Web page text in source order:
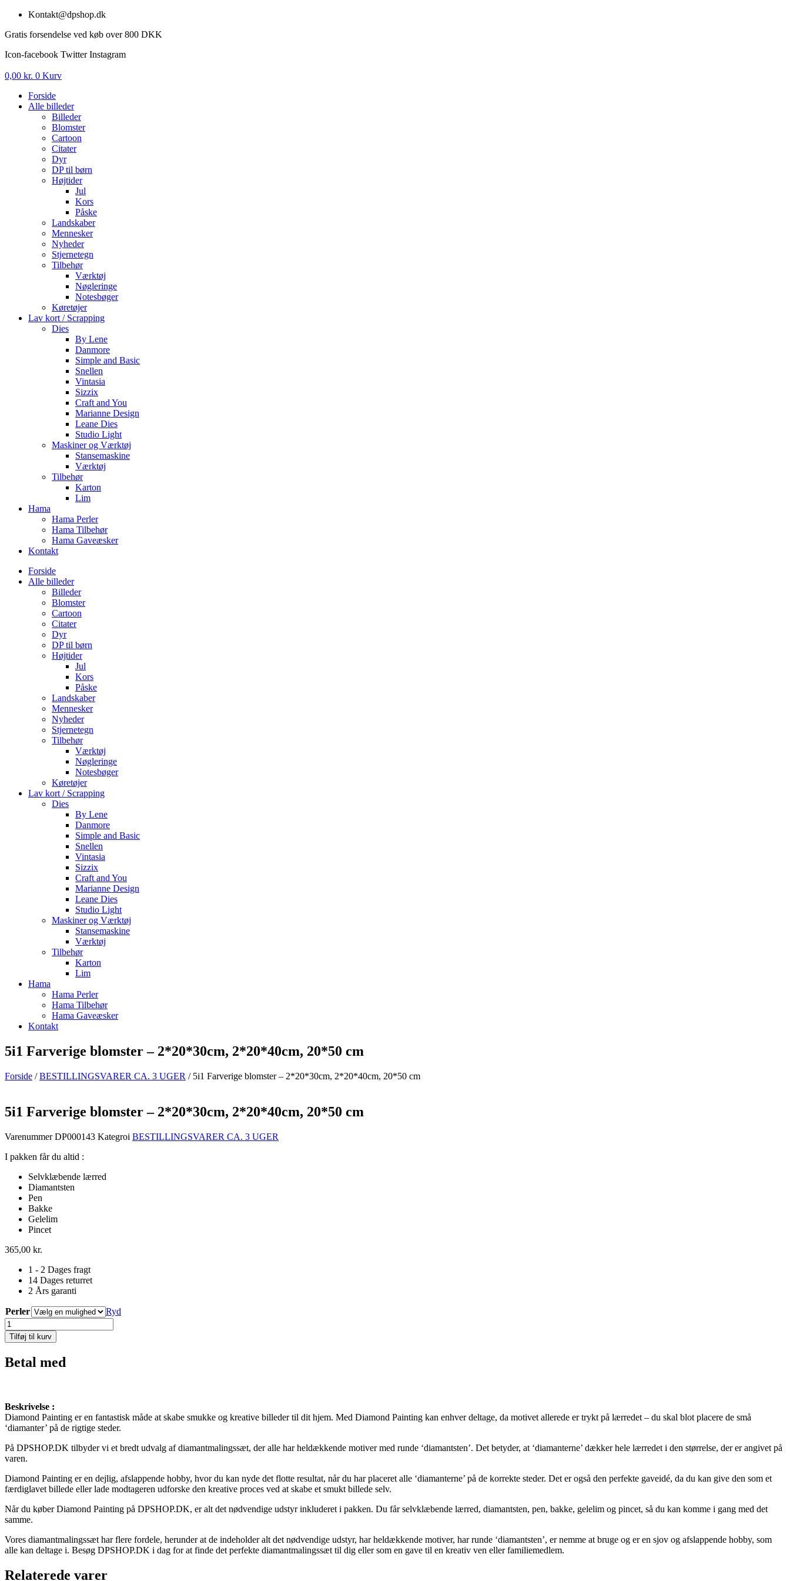
Videre
indhold
Kontakt@dpshop.dk
Gratis forsendelse ved køb over 800 DKK
Icon-facebook Twitter Instagram
0,00 kr. 0 Kurv
Forside
Alle billeder
Billeder
Blomster
Cartoon
Citater
Dyr
DP til børn
Højtider
Jul
Kors
Påske
Landskaber
Mennesker
Nyheder
Stjernetegn
Tilbehør
Værktøj
Nøgleringe
Notesbøger
Køretøjer
Lav kort / Scrapping
Dies
By Lene
Danmore
Simple and Basic
Snellen
Vintasia
Sizzix
Craft and You
Marianne Design
Leane Dies
Studio Light
Maskiner og Værktøj
Stansemaskine
Værktøj
Tilbehør
Karton
Lim
Hama
Hama Perler
Hama Tilbehør
Hama Gaveæsker
Kontakt
Forside
Alle billeder
Billeder
Blomster
Cartoon
Citater
Dyr
DP til børn
Højtider
Jul
Kors
Påske
Landskaber
Mennesker
Nyheder
Stjernetegn
Tilbehør
Værktøj
Nøgleringe
Notesbøger
Køretøjer
Lav kort / Scrapping
Dies
By Lene
Danmore
Simple and Basic
Snellen
Vintasia
Sizzix
Craft and You
Marianne Design
Leane Dies
Studio Light
Maskiner og Værktøj
Stansemaskine
Værktøj
Tilbehør
Karton
Lim
Hama
Hama Perler
Hama Tilbehør
Hama Gaveæsker
Kontakt
5i1 Farverige blomster – 2*20*30cm, 2*20*40cm, 20*50 cm
Forside /BESTILLINGSVARER CA. 3 UGER / 5i1 Farverige blomster – 2*20*30cm, 2*20*40cm, 20*50 cm
5i1 Farverige blomster – 2*20*30cm, 2*20*40cm, 20*50 cm
VarenummerDP000143 Kategroi BESTILLINGSVARER CA. 3 UGER
I pakken får du altid :
Selvklæbende lærred
Diamantsten
Pen
Bakke
Gelelim
Pincet
365,00 kr.
1 - 2 Dages fragt
14 Dages returret
2 Års garanti
Perler
Ryd
5i1
Farverige
blomster
2*20*30cm,
antal
Tilføj til kurv
Betal med
Beskrivelse :
Diamond Painting er en fantastisk måde at skabe smukke og kreative billeder til dit hjem. Med Diamond Painting kan enhver deltage, da motivet allerede er trykt på lærredet – du skal blot placere de små
‘diamanter’ på de rigtige steder.
På DPSHOP.DK tilbyder vi et bredt udvalg af diamantmalingssæt, der alle har heldækkende motiver med runde ‘diamantsten’. Det betyder, at ‘diamanterne’ dækker hele lærredet i den størrelse, der er angivet på
varen.
Diamond Painting er en dejlig, afslappende hobby, hvor du kan nyde det flotte resultat, når du har placeret alle ‘diamanterne’ på de korrekte steder. Det er også den perfekte gaveidé, da du kan give den som et
færdiglavet billede eller lade modtageren udforske den kreative proces ved at skabe et smukt billede selv.
Når du køber Diamond Painting på DPSHOP.DK, er alt det nødvendige udstyr inkluderet i pakken. Du får selvklæbende lærred, diamantsten, pen, bakke, gelelim og pincet, så du kan komme i gang med det
samme.
Vores diamantmalingssæt har flere fordele, herunder at de indeholder alt det nødvendige udstyr, har heldækkende motiver, har runde ‘diamantsten’, er nemme at bruge og er en sjov og afslappende hobby, som
alle kan deltage i. Besøg DPSHOP.DK i dag for at finde det perfekte diamantmalingssæt til dig eller som en gave til en kreativ ven eller familiemedlem.
Relaterede varer